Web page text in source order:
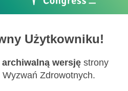
Użytkowniku!
archiwalną wersję strony
Wyzwań Zdrowotnych.